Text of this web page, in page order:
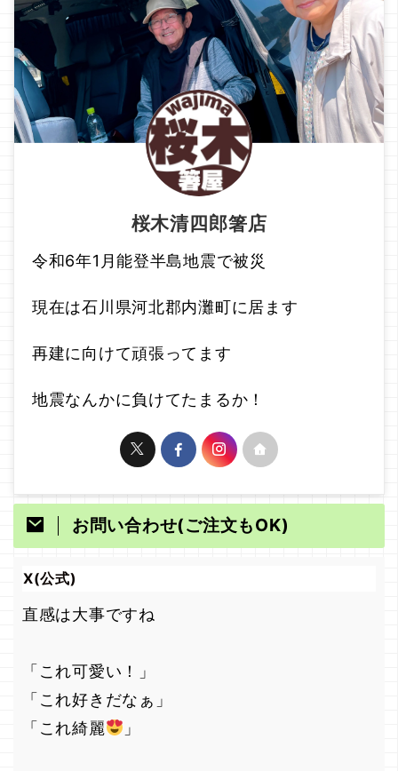
桜木清四郎箸店
令和6年1月能登半島地震で被災
現在は石川県河北郡内灘町に居ます
再建に向けて頑張ってます
地震なんかに負けてたまるか！
お問い合わせ(ご注文もOK)
X(公式)
直感は大事ですね
「これ可愛い！」
「これ好きだなぁ」
「これ綺麗
」